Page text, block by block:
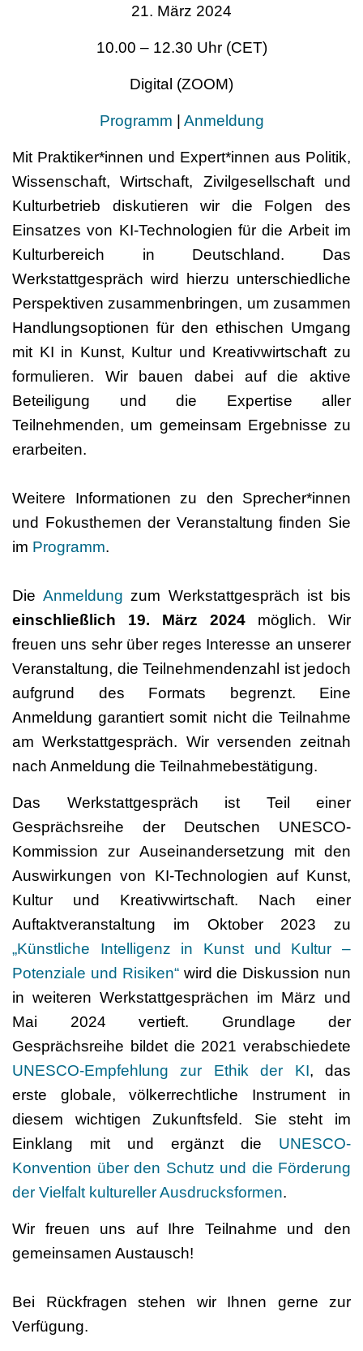
21. März 2024
10.00 – 12.30 Uhr (CET)
Digital (ZOOM)
Programm Anmeldung
Mit Praktiker*innen und Expert*innen aus Politik,
Wissenschaft, Wirtschaft, Zivilgesellschaft und
Kulturbetrieb diskutieren wir die Folgen des
Einsatzes von KI-Technologien für die Arbeit im
Kulturbereich in Deutschland. Das
Werkstattgespräch wird hierzu unterschiedliche
Perspektiven zusammenbringen, um zusammen
Handlungsoptionen für den ethischen Umgang
mit KI in Kunst, Kultur und Kreativwirtschaft zu
formulieren. Wir bauen dabei auf die aktive
Beteiligung und die Expertise aller
Teilnehmenden, um gemeinsam Ergebnisse zu
erarbeiten.
Weitere Informationen zu den Sprecher*innen
und Fokusthemen der Veranstaltung finden Sie
im Programm.
Die Anmeldung zum Werkstattgespräch ist bis
einschließlich 19. März 2024 möglich. Wir
freuen uns sehr über reges Interesse an unserer
Veranstaltung, die Teilnehmendenzahl ist jedoch
aufgrund des Formats begrenzt. Eine
Anmeldung garantiert somit nicht die Teilnahme
am Werkstattgespräch. Wir versenden zeitnah
nach Anmeldung die Teilnahmebestätigung.
Das Werkstattgespräch ist Teil einer
Gesprächsreihe der Deutschen UNESCO-
Kommission zur Auseinandersetzung mit den
Auswirkungen von KI-Technologien auf Kunst,
Kultur und Kreativwirtschaft. Nach einer
Auftaktveranstaltung im Oktober 2023 zu
„Künstliche Intelligenz in Kunst und Kultur –
Potenziale und Risiken“wird die Diskussion nun
in weiteren Werkstattgesprächen im März und
Mai 2024 vertieft. Grundlage der
Gesprächsreihe bildet die 2021 verabschiedete
UNESCO-Empfehlung zur Ethik der KI, das
erste globale, völkerrechtliche Instrument in
diesem wichtigen Zukunftsfeld. Sie steht im
Einklang mit und ergänzt die UNESCO-
Konvention über den Schutz und die Förderung
der Vielfalt kultureller Ausdrucksformen.
Wir freuen uns auf Ihre Teilnahme und den
gemeinsamen Austausch!
Bei Rückfragen stehen wir Ihnen gerne zur
Verfügung.